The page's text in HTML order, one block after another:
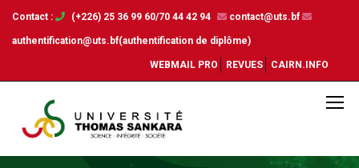
Contact : (+226) 25 36 99 60/70 44 42 94 contact@uts.bf
authentification@uts.bf(authentification de diplôme)
WEBMAIL PRO REVUES CAIRN.INFO